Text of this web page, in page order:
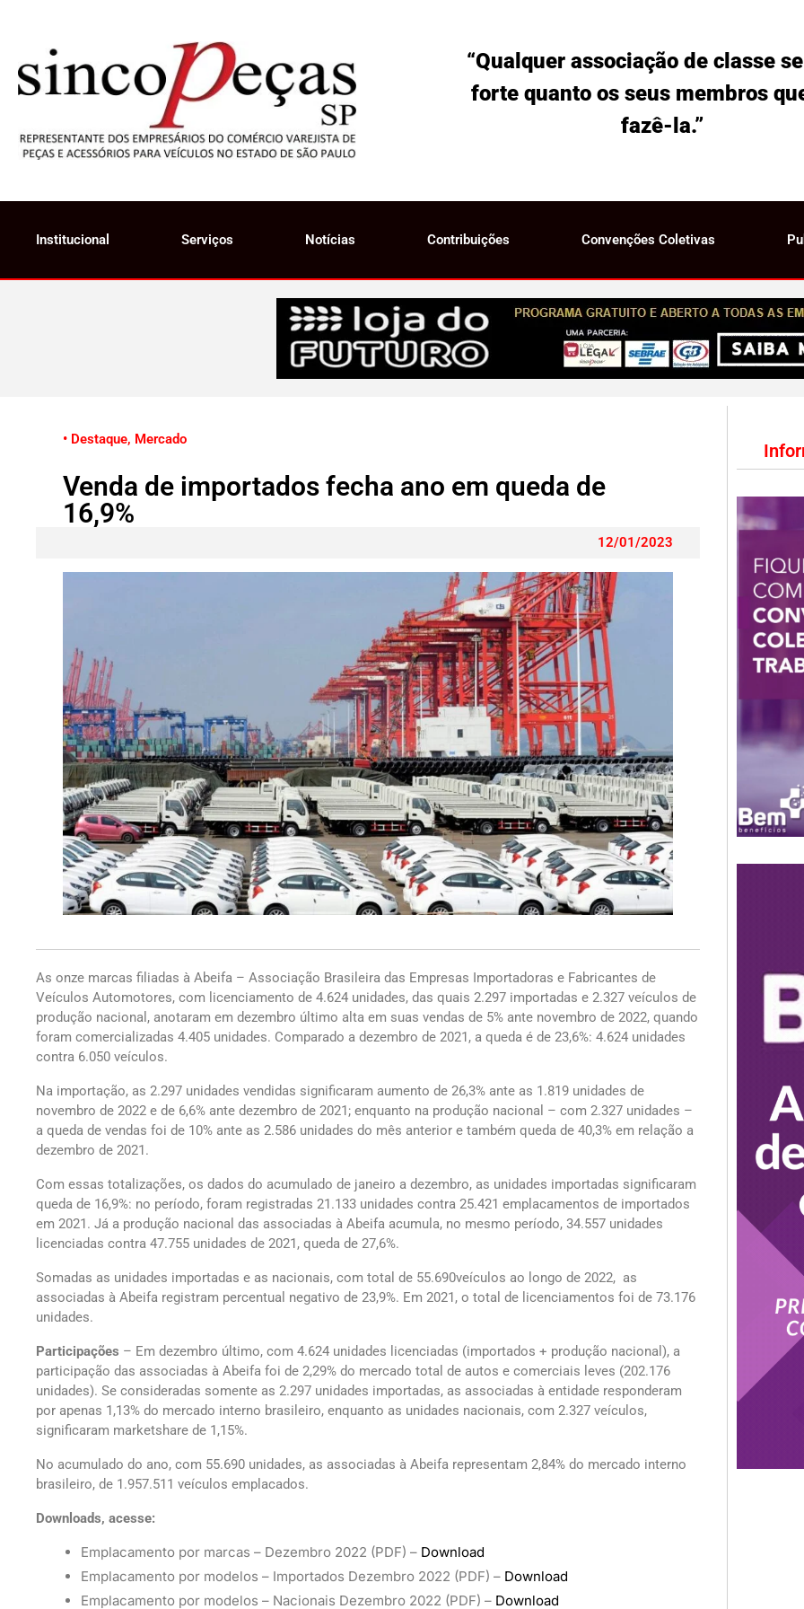
“Qualquer associação de classe
forte quanto os seus membros
fazê-la.”
Institucional Serviços Notícias Contribuições Convenções Coletivas
• Destaque, Mercado
Venda de importados fecha ano em queda de
16,9%
12/01/2023
As onze marcas filiadas à Abeifa – Associação Brasileira das Empresas Importadoras e Fabricantes de
Veículos Automotores, com licenciamento de 4.624 unidades, das quais 2.297 importadas e 2.327 veículos de
produção nacional, anotaram em dezembro último alta em suas vendas de 5% ante novembro de 2022, quando
foram comercializadas 4.405 unidades. Comparado a dezembro de 2021, a queda é de 23,6%: 4.624 unidades
contra 6.050 veículos.
Na importação, as 2.297 unidades vendidas significaram aumento de 26,3% ante as 1.819 unidades de
novembro de 2022 e de 6,6% ante dezembro de 2021; enquanto na produção nacional – com 2.327 unidades –
a queda de vendas foi de 10% ante as 2.586 unidades do mês anterior e também queda de 40,3% em relação a
dezembro de 2021.
Com essas totalizações, os dados do acumulado de janeiro a dezembro, as unidades importadas significaram
queda de 16,9%: no período, foram registradas 21.133 unidades contra 25.421 emplacamentos de importados
em 2021. Já a produção nacional das associadas à Abeifa acumula, no mesmo período, 34.557 unidades
licenciadas contra 47.755 unidades de 2021, queda de 27,6%.
Somadas as unidades importadas e as nacionais, com total de 55.690veículos ao longo de 2022, as
associadas à Abeifa registram percentual negativo de 23,9%. Em 2021, o total de licenciamentos foi de 73.176
unidades.
Participações – Em dezembro último, com 4.624 unidades licenciadas (importados + produção nacional), a
participação das associadas à Abeifa foi de 2,29% do mercado total de autos e comerciais leves (202.176
unidades). Se consideradas somente as 2.297 unidades importadas, as associadas à entidade responderam
por apenas 1,13% do mercado interno brasileiro, enquanto as unidades nacionais, com 2.327 veículos,
significaram marketshare de 1,15%.
No acumulado do ano, com 55.690 unidades, as associadas à Abeifa representam 2,84% do mercado interno
brasileiro, de 1.957.511 veículos emplacados.
Downloads, acesse:
Emplacamento por marcas – Dezembro 2022 (PDF) – Download
Emplacamento por modelos – Importados Dezembro 2022 (PDF) – Download
Emplacamento por modelos – Nacionais Dezembro 2022 (PDF) – Download